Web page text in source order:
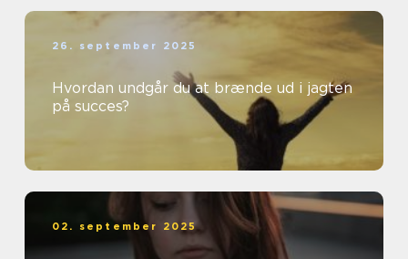
26. september 2025
Hvordan undgår du at brænde ud i jagten
på succes?
02. september 2025